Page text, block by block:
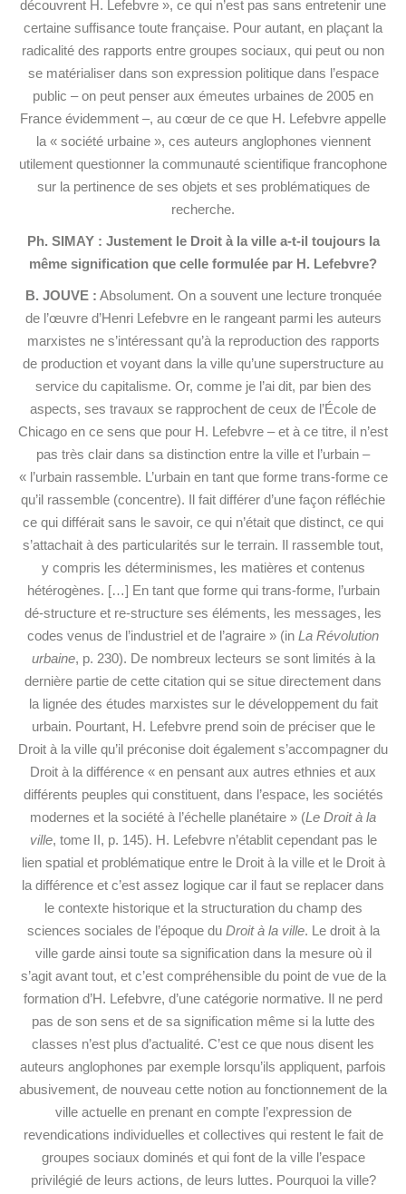
découvrent H. Lefebvre », ce qui n’est pas sans entretenir une
certaine suffisance toute française. Pour autant, en plaçant la
radicalité des rapports entre groupes sociaux, qui peut ou non
se matérialiser dans son expression politique dans l’espace
public – on peut penser aux émeutes urbaines de 2005 en
France évidemment –, au cœur de ce que H. Lefebvre appelle
la « société urbaine », ces auteurs anglophones viennent
utilement questionner la communauté scientifique francophone
sur la pertinence de ses objets et ses problématiques de
recherche.
Ph. SIMAY : Justement le Droit à la ville a-t-il toujours la
même signification que celle formulée par H. Lefebvre?
B. JOUVE : Absolument. On a souvent une lecture tronquée
de l’œuvre d’Henri Lefebvre en le rangeant parmi les auteurs
marxistes ne s’intéressant qu’à la reproduction des rapports
de production et voyant dans la ville qu’une superstructure au
service du capitalisme. Or, comme je l’ai dit, par bien des
aspects, ses travaux se rapprochent de ceux de l’École de
Chicago en ce sens que pour H. Lefebvre – et à ce titre, il n’est
pas très clair dans sa distinction entre la ville et l’urbain –
« l’urbain rassemble. L’urbain en tant que forme trans-forme ce
qu’il rassemble (concentre). Il fait différer d’une façon réfléchie
ce qui différait sans le savoir, ce qui n’était que distinct, ce qui
s’attachait à des particularités sur le terrain. Il rassemble tout,
y compris les déterminismes, les matières et contenus
hétérogènes. […] En tant que forme qui trans-forme, l’urbain
dé-structure et re-structure ses éléments, les messages, les
codes venus de l’industriel et de l’agraire » (in La Révolution
urbaine, p. 230). De nombreux lecteurs se sont limités à la
dernière partie de cette citation qui se situe directement dans
la lignée des études marxistes sur le développement du fait
urbain. Pourtant, H. Lefebvre prend soin de préciser que le
Droit à la ville qu’il préconise doit également s’accompagner du
Droit à la différence « en pensant aux autres ethnies et aux
différents peuples qui constituent, dans l’espace, les sociétés
modernes et la société à l’échelle planétaire » (Le Droit à la
ville, tome II, p. 145). H. Lefebvre n’établit cependant pas le
lien spatial et problématique entre le Droit à la ville et le Droit à
la différence et c’est assez logique car il faut se replacer dans
le contexte historique et la structuration du champ des
sciences sociales de l’époque du Droit à la ville. Le droit à la
ville garde ainsi toute sa signification dans la mesure où il
s’agit avant tout, et c’est compréhensible du point de vue de la
formation d’H. Lefebvre, d’une catégorie normative. Il ne perd
pas de son sens et de sa signification même si la lutte des
classes n’est plus d’actualité. C’est ce que nous disent les
auteurs anglophones par exemple lorsqu’ils appliquent, parfois
abusivement, de nouveau cette notion au fonctionnement de la
ville actuelle en prenant en compte l’expression de
revendications individuelles et collectives qui restent le fait de
groupes sociaux dominés et qui font de la ville l’espace
privilégié de leurs actions, de leurs luttes. Pourquoi la ville?